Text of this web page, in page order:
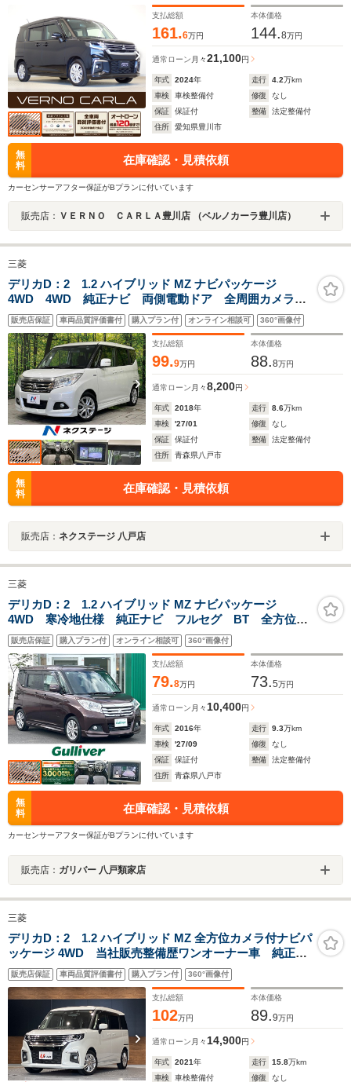
Bluetooth・ETC・ドラレコ支払総額
161.6万円
本体価格
144.8万円
通常ローン 月々21,100円
年式 2024年 走行 4.2万km
車検
車検整備付 修復
なし
保証
保証付 整備
法定整備付
住所
愛知県豊川市
無
料
在庫確認・見積依頼
カーセンサーアフター保証がBプランに付いています
販売店： ＶＥＲＮＯ ＣＡＲＬＡ豊川店 （ベルノカーラ豊川店）
三菱
デリカD：2 1.2 ハイブリッド MZ ナビパッケージ
4WD 4WD 純正ナビ 両側電動ドア 全周囲カメラ
eアシスト 禁煙車 ドラレコ 前席シートヒーター
HIDヘッド クルコン 車線逸脱警報 オートライト オ
ートエアコン Bluetooth CD フルセグ
販売店保証 車両品質評価書付 購入プラン付 オンライン相談可 360°画像付
支払総額
99.9万円
本体価格
88.8万円
通常ローン 月々8,200円
年式 2018年 走行 8.6万km
車検
'27/01 修復
なし
保証
保証付 整備
法定整備付
住所
青森県八戸市
無
料
在庫確認・見積依頼
販売店： ネクステージ 八戸店
三菱
デリカD：2 1.2 ハイブリッド MZ ナビパッケージ
4WD 寒冷地仕様 純正ナビ フルセグ BT 全方位モ
ニター 両側パワースライドドア 前席シートヒータ
ー 衝突軽減ブレーキ 車線逸脱警報 クルーズコント
ロール HIDライト フォグランプ 純正15AW
販売店保証 購入プラン付 オンライン相談可 360°画像付
支払総額
79.8万円
本体価格
73.5万円
通常ローン 月々 10,400円
年式 2016年 走行 9.3万km
車検
'27/09 修復
なし
保証
保証付 整備
法定整備付
住所
青森県八戸市
無
料
在庫確認・見積依頼
カーセンサーアフター保証がBプランに付いています
販売店： ガリバー 八戸類家店
三菱
デリカD：2 1.2 ハイブリッド MZ 全方位カメラ付ナビパ
ッケージ 4WD 当社販売整備歴ワンオーナー車 純正9
インチナビ 全方位モニター ETC ヘッドアップディ
スプレイ 両側パワースライドドア パーキングセンサ
ー レーダークルーズコントロール シートヒーター
販売店保証 車両品質評価書付 購入プラン付 360°画像付
支払総額
102万円
本体価格
89.9万円
通常ローン 月々14,900円
年式 2021年 走行 15.8万km
車検
車検整備付 修復 なし